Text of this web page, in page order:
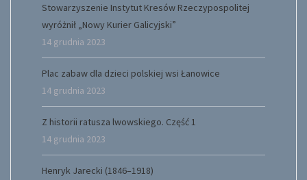
Stowarzyszenie Instytut Kresów Rzeczypospolitej
wyróżnił „Nowy Kurier Galicyjski”
14 grudnia 2023
Plac zabaw dla dzieci polskiej wsi Łanowice
14 grudnia 2023
Z historii ratusza lwowskiego. Część 1
14 grudnia 2023
Henryk Jarecki (1846–1918)